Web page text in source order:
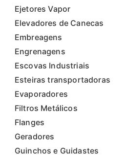
Ejetores Vapor
Elevadores de Canecas
Embreagens
Engrenagens
Escovas Industriais
Esteiras transportadoras
Evaporadores
Filtros Metálicos
Flanges
Geradores
Guinchos e Guidastes